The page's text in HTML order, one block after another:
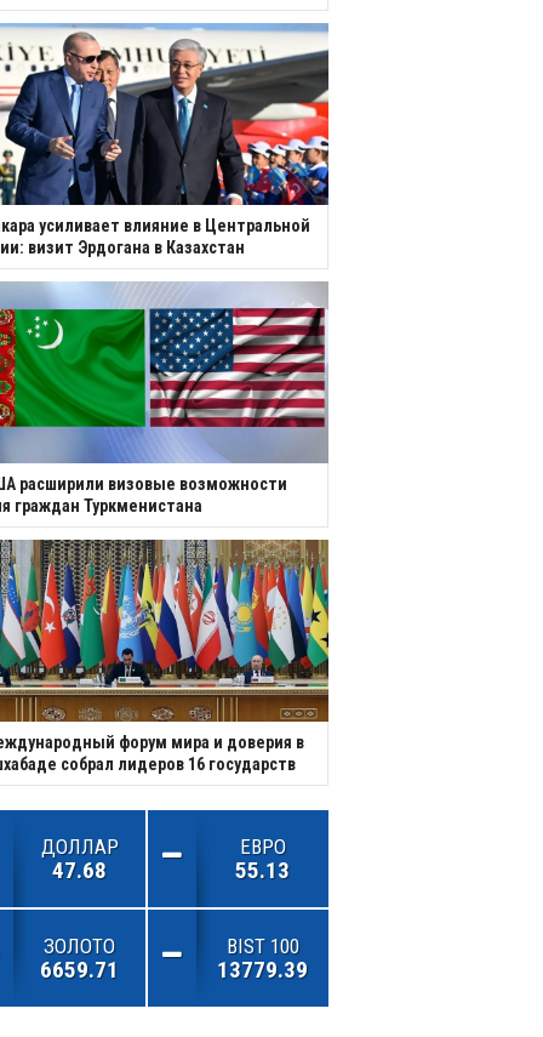
усиливает влияние в Центральной
визит Эрдогана в Казахстан
расширили визовые возможности
граждан Туркменистана
форум мира и доверия в
собрал лидеров 16 государств
ДОЛЛАР
47.68
ЕВРО
55.13
ЗОЛОТО
6659.71
BIST 100
13779.39